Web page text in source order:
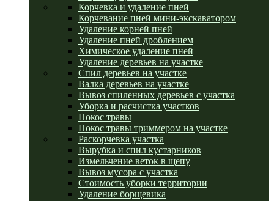
Корчевка и удаление пней
Корчевание пней мини-экскаватором
Удаление корней пней
Удаление пней дроблением
Химическое удаление пней
Удаление деревьев на участке
Спил деревьев на участке
Валка деревьев на участке
Вывоз спиленных деревьев с участка
Уборка и расчистка участков
Покос травы
Покос травы триммером на участке
Раскорчевка участка
Вырубка и спил кустарников
Измельчение веток в щепу
Вывоз мусора с участка
Стоимость уборки территории
Удаление борщевика